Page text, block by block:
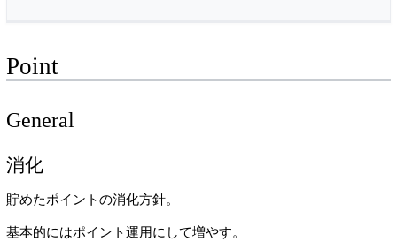
Point
General
消化
貯めたポイントの消化方針。
基本的にはポイント運用にして増やす。